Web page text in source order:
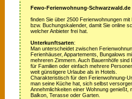
Fewo-Ferienwohnung-Schwarzwald.de
finden Sie über 2500 Ferienwohnungen
bzw. Buchungskalender, damit Sie online
welcher Anbieter frei hat.
Unterkunftsarten:
Man unterscheidet zwischen
Ferienhäuser, Appartements, Bungalows
mehreren Zimmern. Auch Bauernhöfe sind
für Familien oder einfach mehrere
weit günstigere Urlaube als in Hotels.
Charakteristisch für den Ferienwohnung-
man seine Küche hat, sich selbst
Annehmlichkeiten einer Wohnung genießt,
Balkon, Terasse oder Garten.